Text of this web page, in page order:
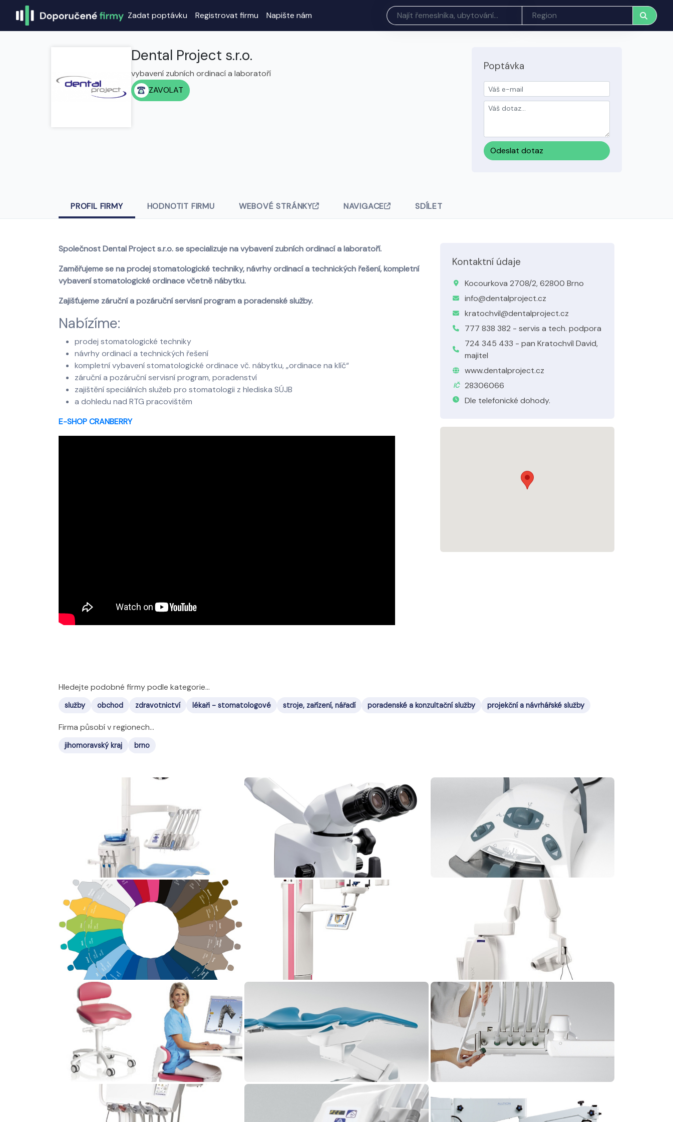
Zadat poptávku Registrovat firmu Napište nám
Dental Project s.r.o.
vybavení zubních ordinací a laboratoří
ZAVOLAT
Poptávka
Odeslat dotaz
PROFIL FIRMY HODNOTIT FIRMU WEBOVÉ STRÁNKY NAVIGACE SDÍLET
Společnost Dental Project s.r.o. se specializuje na vybavení zubních ordinací a laboratoří.
Zaměřujeme se na prodej stomatologické techniky, návrhy ordinací a technických řešení, kompletní
vybavení stomatologické ordinace včetně nábytku.
Zajišťujeme záruční a pozáruční servisní program a poradenské služby.
Nabízíme:
prodej stomatologické techniky
návrhy ordinací a technických řešení
kompletní vybavení stomatologické ordinace vč. nábytku, „ordinace na klíč“
záruční a pozáruční servisní program, poradenství
zajištění speciálních služeb pro stomatologii z hlediska SÚJB
a dohledu nad RTG pracovištěm
E-SHOP CRANBERRY
Kontaktní údaje
Kocourkova 2708/2, 62800 Brno
info@dentalproject.cz
kratochvil@dentalproject.cz
777 838 382 - servis a tech. podpora
724 345 433 - pan Kratochvíl David,
majitel
www.dentalproject.cz
IČ
28306066
Dle telefonické dohody.
Hledejte podobné firmy podle kategorie...
služby obchod zdravotnictví lékaři - stomatologové stroje, zařízení, nářadí poradenské a konzultační služby projekční a návrhářské služby
Firma působí v regionech...
jihomoravský kraj brno